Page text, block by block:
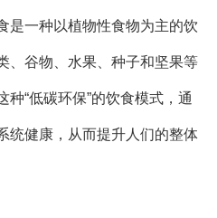
是一种以植物性食物为主的饮
、谷物、水果、种子和坚果等
“低碳环保”的饮食模式，通
统健康，从而提升人们的整体